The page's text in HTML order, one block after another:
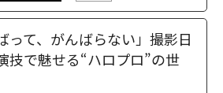
って、がんばらない」撮影日
で魅せる“ハロプロ”の世